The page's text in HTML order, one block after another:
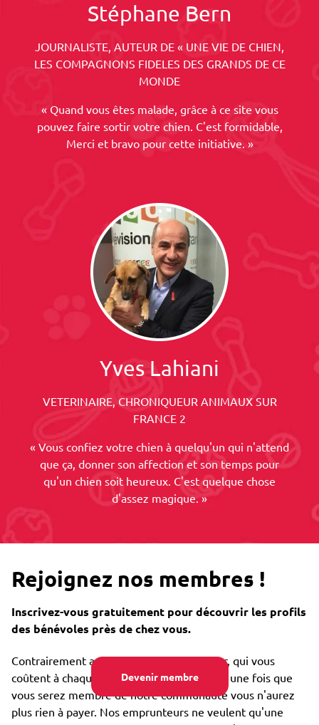
Devenir membre
Stéphane Bern
JOURNALISTE, AUTEUR DE « UNE VIE DE CHIEN,
LES COMPAGNONS FIDELES DES GRANDS DE CE
MONDE
« Quand vous êtes malade, grâce à ce site vous
pouvez faire sortir votre chien. C'est formidable,
Merci et bravo pour cette initiative. »
Yves Lahiani
VETERINAIRE, CHRONIQUEUR ANIMAUX SUR
FRANCE 2
« Vous confiez votre chien à quelqu'un qui n'attend
que ça, donner son affection et son temps pour
qu'un chien soit heureux. C'est quelque chose
d'assez magique. »
Rejoignez nos membres !
Inscrivez-vous gratuitement pour découvrir les profils
des bénévoles près de chez vous.
Contrairement aux chenils ou un dog sitter, qui vous
coûtent à chaque fois que vous les utilisez, une fois que
vous serez membre de notre communauté vous n'aurez
plus rien à payer. Nos emprunteurs ne veulent qu'une